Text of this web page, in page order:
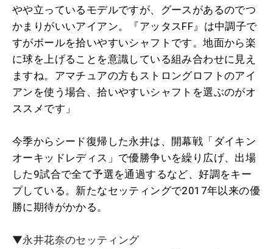
やや立っているモデルですが、グースがあるのでつ
かまりがいいアイアン。『アッタスFF』は中調子で
すがボールを拾いやすいシャフトです。地面から楽
に球を上げることを意識している組み合わせに見え
ますね。アマチュアの方もストロングロフトのアイ
アンを使う場合、拾いやすいシャフトを選ぶのがオ
ススメです」
今季からシード復帰した永井は、開幕戦「ダイキン
オーキッドレディス」で優勝争いを繰り広げ、出場
した9試合で全て予選を通過するなど、好調をキー
プしている。新たなセッティングで2017年以来の優
勝に期待がかかる。
▼永井花奈のセッティング